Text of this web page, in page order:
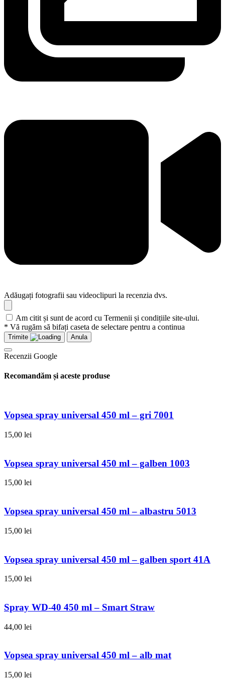
Adăugați fotografii sau videoclipuri la recenzia dvs.
Am citit și sunt de acord cu Termenii și condițiile site-ului.
* Vă rugăm să bifați caseta de selectare pentru a continua
Trimite Anula
Recenzii Google
Recomandăm și aceste produse
Vopsea spray universal 450 ml – gri 7001
15,00 lei
Vopsea spray universal 450 ml – galben 1003
15,00 lei
Vopsea spray universal 450 ml – albastru 5013
15,00 lei
Vopsea spray universal 450 ml – galben sport 41A
15,00 lei
Spray WD-40 450 ml – Smart Straw
44,00 lei
Vopsea spray universal 450 ml – alb mat
15,00 lei